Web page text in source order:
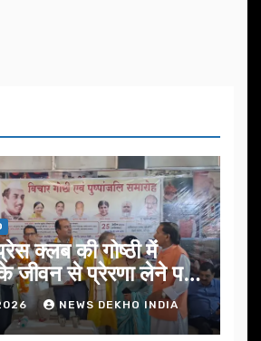
क्लब की गोष्ठी में
जीवन से प्रेरणा लेने पर
NEWS DEKHO INDIA